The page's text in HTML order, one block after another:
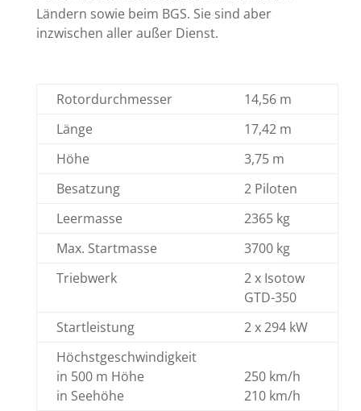
Ländern sowie beim BGS. Sie sind aber
inzwischen aller außer Dienst.
Rotordurchmesser
14,56 m
Länge
17,42 m
Höhe
3,75 m
Besatzung
2 Piloten
Leermasse
2365 kg
Max. Startmasse
3700 kg
Triebwerk
2 x Isotow
GTD-350
Startleistung
2 x 294 kW
Höchstgeschwindigkeit
in 500 m Höhe
in Seehöhe
250 km/h
210 km/h